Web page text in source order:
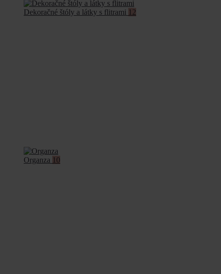
Dekoračné štóly a látky s flitrami 12
Organza 10